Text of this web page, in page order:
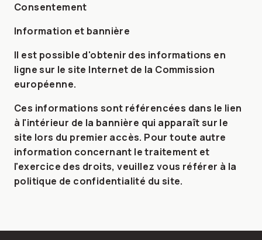
Consentement
Information et bannière
Il est possible d'obtenir des informations en
ligne sur le site Internet de la Commission
européenne.
Ces informations sont référencées dans le lien
à l'intérieur de la bannière qui apparaît sur le
site lors du premier accès. Pour toute autre
information concernant le traitement et
l'exercice des droits, veuillez vous référer à la
politique de confidentialité du site.